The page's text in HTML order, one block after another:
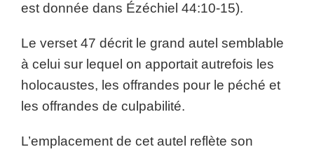
est donnée dans Ézéchiel 44:10-15).
Le verset 47 décrit le grand autel semblable
à celui sur lequel on apportait autrefois les
holocaustes, les offrandes pour le péché et
les offrandes de culpabilité.
L’emplacement de cet autel reflète son